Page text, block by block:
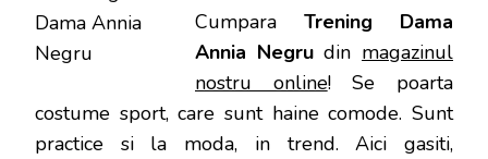
Cumpara Trening Dama
Annia Negrudin magazinul
nostru online! Se poarta
costume sport, care sunt haine comode. Sunt
practice si la moda, in trend. Aici gasiti,